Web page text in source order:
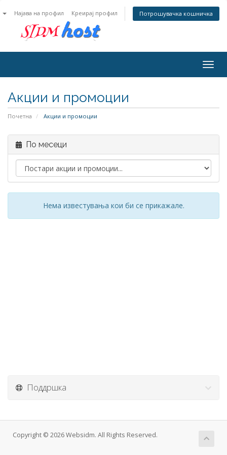
Најава на профил Креирај профил Потрошувачка кошничка
Акции и промоции
Почетна Акции и промоции
По месеци
Нема известувања кои би се прикажале.
Поддршка
Copyright © 2026 Websidm. All Rights Reserved.